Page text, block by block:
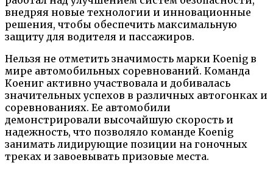
внедряя новые технологии и инновационные
решения, чтобы обеспечить максимальную
защиту для водителя и пассажиров.
Нельзя не отметить значимость марки Koenig в
мире автомобильных соревнований. Команда
Коениг активно участвовала и добивалась
значительных успехов в различных автогонках и
соревнованиях. Ее автомобили
демонстрировали высочайшую скорость и
надежность, что позволяло команде Koenig
занимать лидирующие позиции на гоночных
треках и завоевывать призовые места.